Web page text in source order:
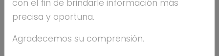
Máximo nivel de
DOCTORADO
con el fin de brindarle información más
precisa y oportuna.
Agradecemos su comprensión.